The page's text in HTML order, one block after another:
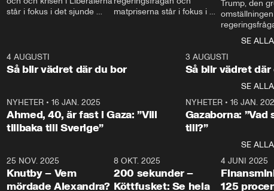
står i fokus i det sjunde
kommentator My
Rohwedder ställer
utbildnings- och
Mohamsson till svars.
matpriserna står i fokus i
Rohwedder ställer
statsminister Ulf Kristersson
Trump, den
centrum i
avsnittet av
Makten”. Se
Aftonbladets
Rohwedder
Thand Ring
SE ALLA
4 AUGUSTI
Så blir vädret där du bor
3 AUGUSTI
Så blir vädret där
SE ALLA
NYHETER• 16 JAN. 2025
Ahmed, 40, är fast i Gaza: ”Vill
tillbaka till Sverige”
NYHETER• 16 JAN.
Gazaborna:
till?”
SE ALLA
31:05
25 NOV. 2025
Knutby – Vem
mördade Alexandra?
4:29
8 OKT. 2025
200 sekunder –
Köttfusket: Se hela
4 JUNI 2025
125